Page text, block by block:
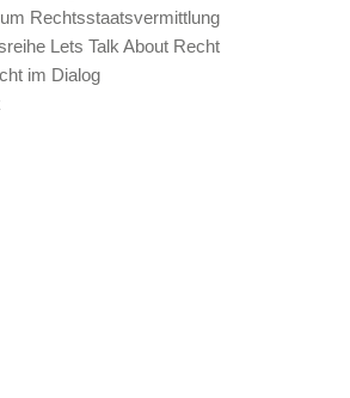
Rechtsstaatsvermittlung
Lets Talk About Recht
im Dialog